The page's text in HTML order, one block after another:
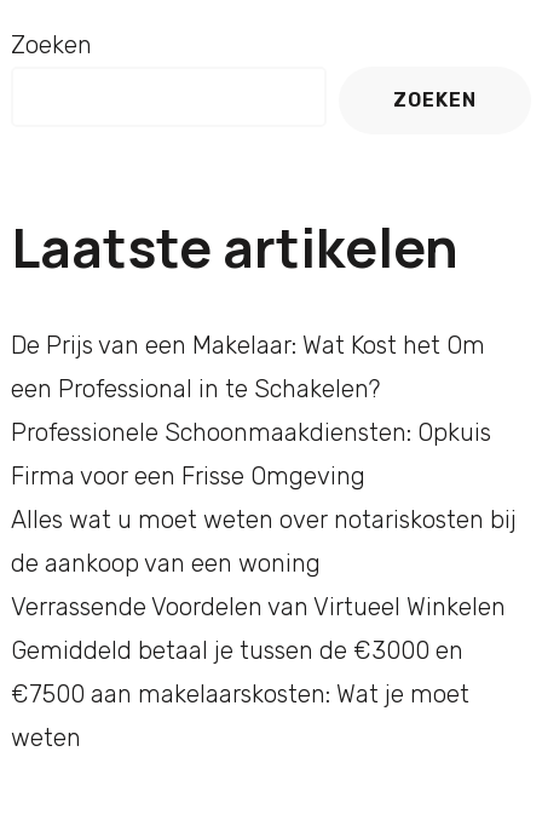
Zoeken
ZOEKEN
Laatste artikelen
De Prijs van een Makelaar: Wat Kost het Om
een Professional in te Schakelen?
Professionele Schoonmaakdiensten: Opkuis
Firma voor een Frisse Omgeving
Alles wat u moet weten over notariskosten bij
de aankoop van een woning
Verrassende Voordelen van Virtueel Winkelen
Gemiddeld betaal je tussen de €3000 en
€7500 aan makelaarskosten: Wat je moet
weten